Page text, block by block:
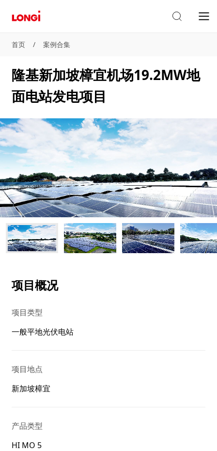
首页 / 案例合集
隆基新加坡樟宜机场19.2MW地
面电站发电项目
项目概况
项目类型
一般平地光伏电站
项目地点
新加坡樟宜
产品类型
HI MO 5